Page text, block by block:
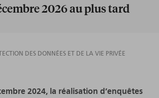
2026 au plus tard
DES DONNÉES ET DE LA VIE PRIVÉE
2024, la réalisation d’enquêtes